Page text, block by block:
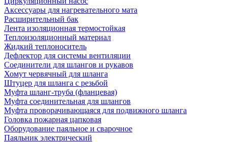
Аксессуары для нагревательного мата
Расширительный бак
Лента изоляционная термостойкая
Теплоизоляционный материал
Жидкий теплоноситель
Дефлектор для системы вентиляции
Соединители для шлангов и рукавов
Хомут червячный для шланга
Штуцер для шланга с резьбой
Муфта шланг-труба (фланцевая)
Муфта соединительная для шлангов
Муфта проворачивающаяся для подвижного шланга
Головка пожарная цапковая
Оборудование паяльное и сварочное
Паяльник электрический